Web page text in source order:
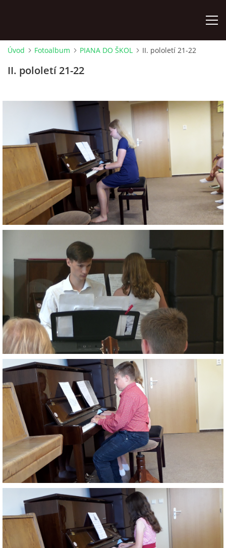
HUDEBNÍ OBOR
SOUBORY
VÝTVARNÝ OBOR
LITERÁRNĚ DRAMATICKÝ OBOR
DĚTSKÁ UMĚLECKÁ DÍLNA
PRAVIDLA PRO VEŘEJNÉ AKCE ZUŠ STAŇKOV
ÚSPĚCHY NAŠICH ŽÁKŮ
PŘIJÍMACÍ TALENTOVÉ ZKOUŠKY
ÚŘEDNÍ DESKA
PARTNEŘI ZUŠ STAŇKOV
ELEKTRONICKÁ PODATELNA
PROHLÁŠENÍ O OCHRANĚ OSOBNÍCH ÚDAJŮ
POVINNĚ ZVEŘEJŇOVANÉ INFORMACE
Úvod Fotoalbum PIANA DO ŠKOL II. pololetí 21-22
II. pololetí 21-22